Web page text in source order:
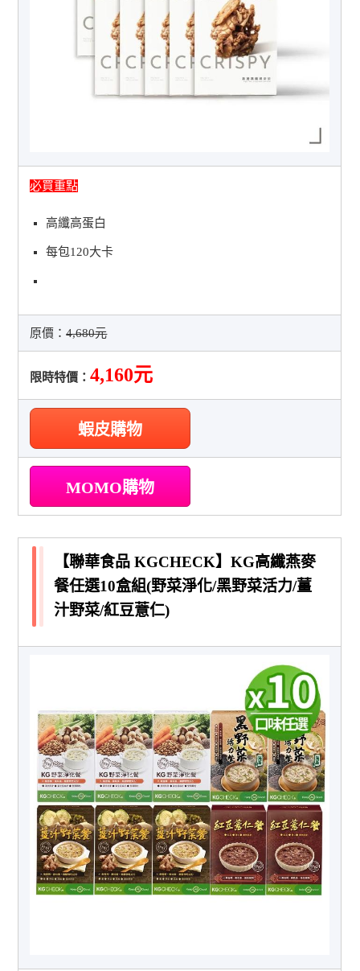
必買重點
高纖高蛋白
每包120大卡
原價：4,680元
限時特價：4,160元
蝦皮購物
MOMO購物
【聯華食品 KGCHECK】KG高纖燕麥
餐任選10盒組(野菜淨化/黑野菜活力/薑
汁野菜/紅豆薏仁)